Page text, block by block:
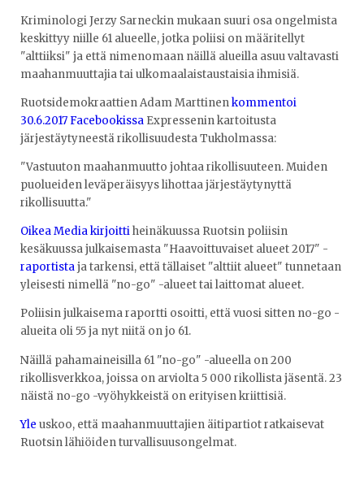
Kriminologi Jerzy Sarneckin mukaan suuri osa ongelmista
keskittyy niille 61 alueelle, jotka poliisi on määritellyt
"alttiiksi" ja että nimenomaan näillä alueilla asuu valtavasti
maahanmuuttajia tai ulkomaalaistaustaisia ihmisiä.
Ruotsidemokraattien Adam Marttinenkommentoi
30.6.2017 Facebookissa Expressenin kartoitusta
järjestäytyneestä rikollisuudesta Tukholmassa:
"Vastuuton maahanmuutto johtaa rikollisuuteen. Muiden
puolueiden leväperäisyys lihottaa järjestäytynyttä
rikollisuutta."
Oikea Media kirjoittiheinäkuussa Ruotsin poliisin
kesäkuussa julkaisemasta "Haavoittuvaiset alueet 2017" -
raportistaja tarkensi, että tällaiset "alttiit alueet" tunnetaan
yleisesti nimellä "no-go" -alueet tai laittomat alueet.
Poliisin julkaisema raportti osoitti, että vuosi sitten no-go -
alueita oli 55 ja nyt niitä on jo 61.
Näillä pahamaineisilla 61 "no-go" -alueella on 200
rikollisverkkoa, joissa on arviolta 5 000 rikollista jäsentä. 23
näistä no-go -vyöhykkeistä on erityisen kriittisiä.
Yle uskoo, että maahanmuuttajien äitipartiot ratkaisevat
Ruotsin lähiöiden turvallisuusongelmat.